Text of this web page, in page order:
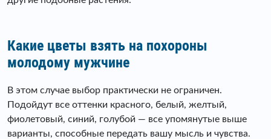
Какие цветы взять на похороны
молодому мужчине
В этом случае выбор практически не ограничен.
Подойдут все оттенки красного, белый, желтый,
фиолетовый, синий, голубой — все упомянутые выше
варианты, способные передать вашу мысль и чувства.